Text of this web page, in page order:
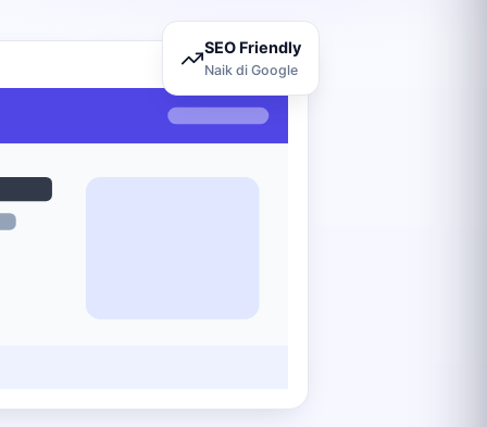
SEO Friendly
Naik di Google